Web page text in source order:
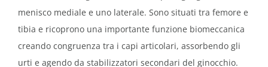
menisco mediale e uno laterale. Sono situati tra femore e
tibia e ricoprono una importante funzione biomeccanica
creando congruenza tra i capi articolari, assorbendo gli
urti e agendo da stabilizzatori secondari del ginocchio.